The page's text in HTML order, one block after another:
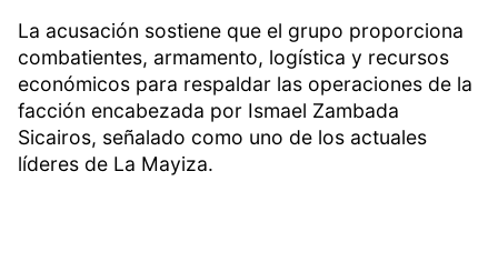
La acusación sostiene que el grupo proporciona
combatientes, armamento, logística y recursos
económicos para respaldar las operaciones de la
facción encabezada por Ismael Zambada
Sicairos, señalado como uno de los actuales
líderes de La Mayiza.